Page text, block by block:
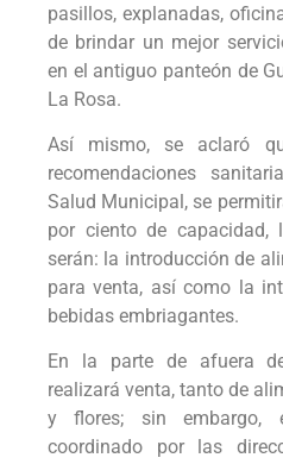
pasillos, explanadas,
de brindar un mejor
en el antiguo panteón de
La Rosa.
Así mismo, se aclaró
recomendaciones
Salud Municipal, se
por ciento de capacidad,
serán: la introducción de
para venta, así como la
bebidas embriagantes.
En la parte de afuera
realizará venta, tanto de
y flores; sin embargo,
coordinado por las